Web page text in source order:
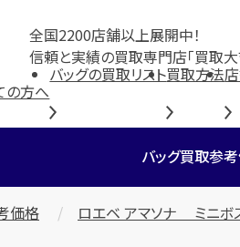
全国2200店舗以上展開中！
信頼と実績の買取専門店「買取大
の方へ
バッグの買取リスト買取方法
バッグ買取参
価格 ロエベ アマソナ ミニボ